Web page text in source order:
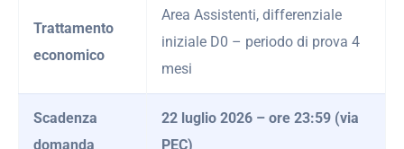
Trattamento
economico
Area Assistenti, differenziale
iniziale D0 – periodo di prova 4
mesi
Scadenza
domanda
22 luglio 2026 – ore 23:59 (via
PEC)